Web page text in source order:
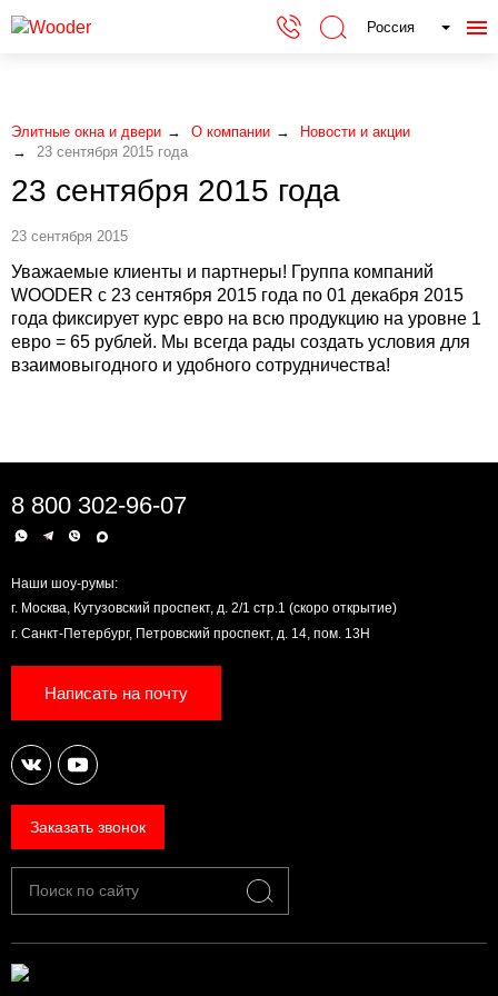
Россия
Элитные окна и двери О компании
Новости и акции
23 сентября 2015 года
23 сентября 2015 года
23 сентября 2015
Уважаемые клиенты и партнеры! Группа компаний
WOODER с 23 сентября 2015 года по 01 декабря 2015
года фиксирует курс евро на всю продукцию на уровне 1
евро = 65 рублей. Мы всегда рады создать условия для
взаимовыгодного и удобного сотрудничества!
8 800 302-96-07
Наши шоу-румы:
г. Москва, Кутузовский проспект, д. 2/1 стр.1 (скоро открытие)
г. Санкт-Петербург, Петровский проспект, д. 14, пом. 13Н
Написать на почту
Заказать звонок